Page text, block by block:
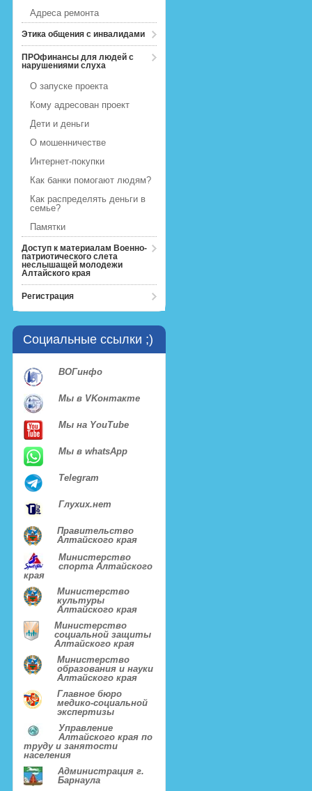
Адреса ремонта
Этика общения с инвалидами
ПРОфинансы для людей с
нарушениями слуха
О запуске проекта
Кому адресован проект
Дети и деньги
О мошенничестве
Интернет-покупки
Как банки помогают людям?
Как распределять деньги в
семье?
Памятки
Доступ к материалам Военно-
патриотического слета
неслышащей молодежи
Алтайского края
Регистрация
Социальные ссылки ;)
ВОГинфо
Мы в VKонтакте
Мы на YouTube
Мы в whatsApp
Telegram
Глухих.нет
Правительство
Алтайского края
Министерство
спорта Алтайского
края
Министерство
культуры
Алтайского края
Министерство
социальной защиты
Алтайского края
Министерство
образования и науки
Алтайского края
Главное бюро
медико-социальной
экспертизы
Управление
Алтайского края по
труду и занятости
населения
Администрация г.
Барнаула